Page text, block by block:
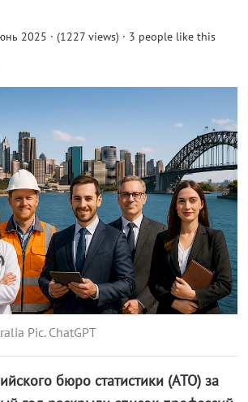
2025 · (1227 views) · 3 people like this
Pic. ChatGPT
бюро статистики (ATO) за